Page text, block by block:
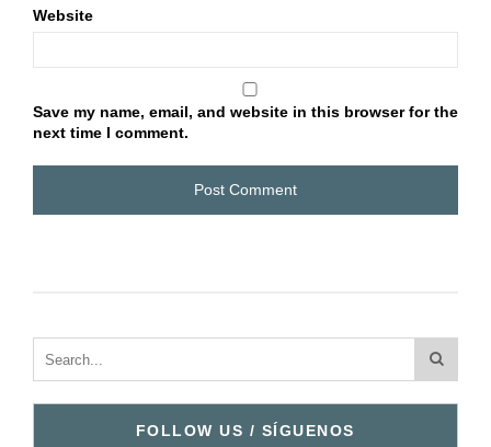
Website
Save my name, email, and website in this browser for the
next time I comment.
FOLLOW US / SÍGUENOS